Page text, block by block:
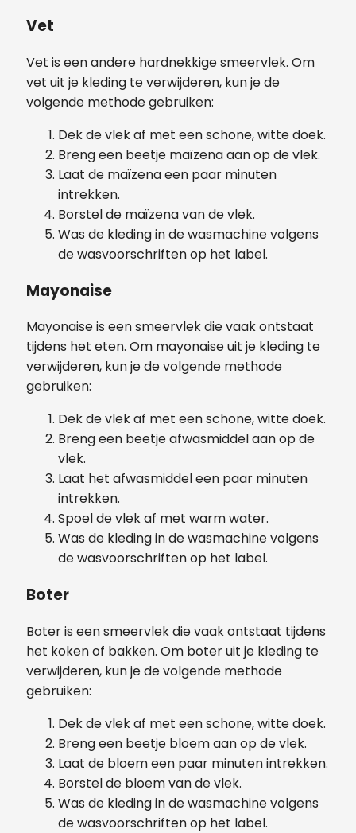
Vet
Vet is een andere hardnekkige smeervlek. Om
vet uit je kleding te verwijderen, kun je de
volgende methode gebruiken:
Dek de vlek af met een schone, witte doek.
Breng een beetje maïzena aan op de vlek.
Laat de maïzena een paar minuten
intrekken.
Borstel de maïzena van de vlek.
Was de kleding in de wasmachine volgens
de wasvoorschriften op het label.
Mayonaise
Mayonaise is een smeervlek die vaak ontstaat
tijdens het eten. Om mayonaise uit je kleding te
verwijderen, kun je de volgende methode
gebruiken:
Dek de vlek af met een schone, witte doek.
Breng een beetje afwasmiddel aan op de
vlek.
Laat het afwasmiddel een paar minuten
intrekken.
Spoel de vlek af met warm water.
Was de kleding in de wasmachine volgens
de wasvoorschriften op het label.
Boter
Boter is een smeervlek die vaak ontstaat tijdens
het koken of bakken. Om boter uit je kleding te
verwijderen, kun je de volgende methode
gebruiken:
Dek de vlek af met een schone, witte doek.
Breng een beetje bloem aan op de vlek.
Laat de bloem een paar minuten intrekken.
Borstel de bloem van de vlek.
Was de kleding in de wasmachine volgens
de wasvoorschriften op het label.